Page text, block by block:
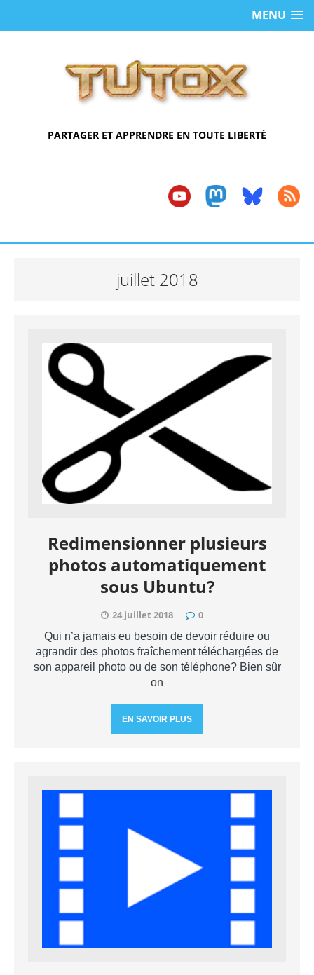
MENU
PARTAGER ET APPRENDRE EN TOUTE LIBERTÉ
juillet 2018
Redimensionner plusieurs
photos automatiquement
sous Ubuntu?
24 juillet 2018 0
Qui n’a jamais eu besoin de devoir réduire ou
agrandir des photos fraîchement téléchargées de
son appareil photo ou de son téléphone? Bien sûr
on
EN SAVOIR PLUS